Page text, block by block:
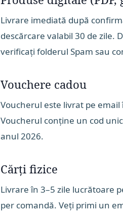
Livrare imediată după
descărcare valabil 30 de zile.
verificați folderul Spam sau
Vouchere cadou
Voucherul este livrat pe
Voucherul conține un cod
anul 2026.
Cărți fizice
Livrare în 3–5 zile lucrătoare
per comandă. Veți primi un